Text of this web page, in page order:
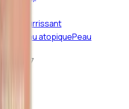
Nourrissant
Peau atopiquePeau
2026